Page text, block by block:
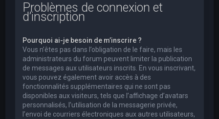
Problèmes de connexion et
d’inscription
Pourquoi ai-je besoin de m’inscrire ?
Vous n’êtes pas dans l’obligation de le faire, mais les
administrateurs du forum peuvent limiter la publication
de messages aux utilisateurs inscrits. En vous inscrivant,
vous pouvez également avoir accès à des
fonctionnalités supplémentaires qui ne sont pas
disponibles aux visiteurs, tels que l’affichage d’avatars
personnalisés, l’utilisation de la messagerie privée,
l’envoi de courriers électroniques aux autres utilisateurs,